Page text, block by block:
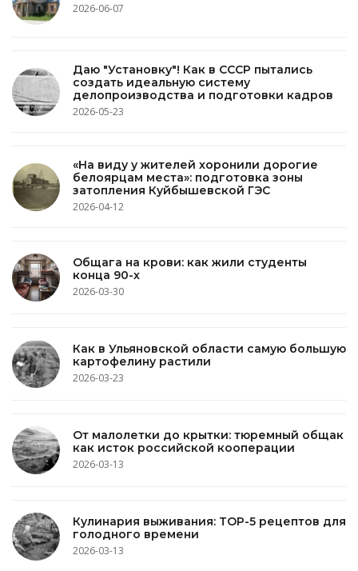
2026-06-07
Даю "Установку"! Как в СССР пытались
создать идеальную систему
делопроизводства и подготовки кадров
2026-05-23
«На виду у жителей хоронили дорогие
белоярцам места»: подготовка зоны
затопления Куйбышевской ГЭС
2026-04-12
Общага на крови: как жили студенты
конца 90-х
2026-03-30
Как в Ульяновской области самую большую
картофелину растили
2026-03-23
От малолетки до крытки: тюремный общак
как исток российской кооперации
2026-03-13
Кулинария выживания: TOP-5 рецептов для
голодного времени
2026-03-13